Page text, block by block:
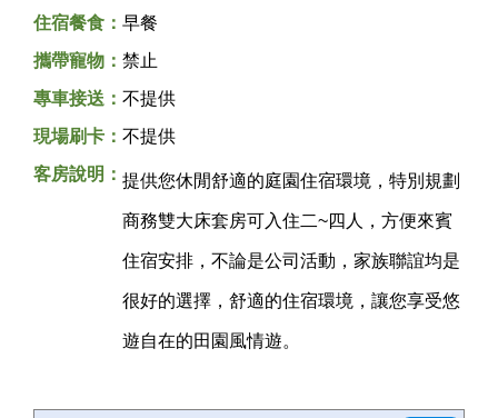
住宿餐食： 早餐
攜帶寵物： 禁止
專車接送： 不提供
現場刷卡： 不提供
客房說明： 提供您休閒舒適的庭園住宿環境，特別規劃
商務雙大床套房可入住二~四人，方便來賓
住宿安排，不論是公司活動，家族聯誼均是
很好的選擇，舒適的住宿環境，讓您享受悠
遊自在的田園風情遊。